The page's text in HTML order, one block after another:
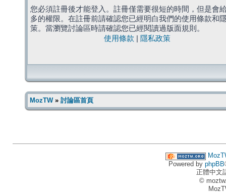
您必須註冊後才能登入。註冊僅需要很短的時間，但是會
多的權限。在註冊前請確認您已經明白我們的使用條款和
策。當瀏覽討論區時請確認您已經閱讀過版面規則。
使用條款
隱私政策
MozTW» 討論區首頁
Powered by phpBB
正體中文
©